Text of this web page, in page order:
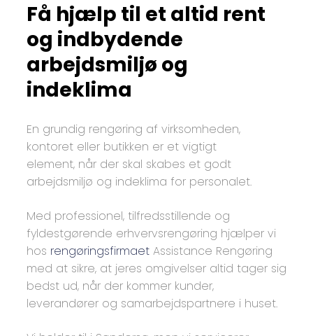
Få hjælp til et altid rent
og indbydende
arbejdsmiljø og
indeklima
En grundig rengøring af virksomheden,
kontoret eller butikken er et vigtigt
element, når der skal skabes et godt
arbejdsmiljø og indeklima for personalet.
Med professionel, tilfredsstillende og
fyldestgørende erhvervsrengøring hjælper vi
hos rengøringsfirmaet Assistance Rengøring
med at sikre, at jeres omgivelser altid tager sig
bedst ud, når der kommer kunder,
leverandører og samarbejdspartnere i huset.